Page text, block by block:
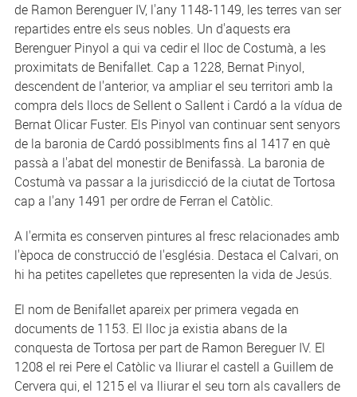
de Ramon Berenguer IV, l'any 1148-1149, les terres van ser
repartides entre els seus nobles. Un d'aquests era
Berenguer Pinyol a qui va cedir el lloc de Costumà, a les
proximitats de Benifallet. Cap a 1228, Bernat Pinyol,
descendent de l'anterior, va ampliar el seu territori amb la
compra dels llocs de Sellent o Sallent i Cardó a la vídua de
Bernat Olicar Fuster. Els Pinyol van continuar sent senyors
de la baronia de Cardó possiblments fins al 1417 en què
passà a l'abat del monestir de Benifassà. La baronia de
Costumà va passar a la jurisdicció de la ciutat de Tortosa
cap a l'any 1491 per ordre de Ferran el Catòlic.
A l'ermita es conserven pintures al fresc relacionades amb
l'època de construcció de l'església. Destaca el Calvari, on
hi ha petites capelletes que representen la vida de Jesús.
El nom de Benifallet apareix per primera vegada en
documents de 1153. El lloc ja existia abans de la
conquesta de Tortosa per part de Ramon Bereguer IV. El
1208 el rei Pere el Catòlic va lliurar el castell a Guillem de
Cervera qui, el 1215 el va lliurar el seu torn als cavallers de